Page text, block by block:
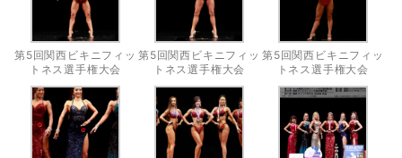
第5回関西ビキニフィッ
トネス選手権大会
第5回関西ビキニフィッ
トネス選手権大会
第5回関西ビキニフィッ
トネス選手権大会